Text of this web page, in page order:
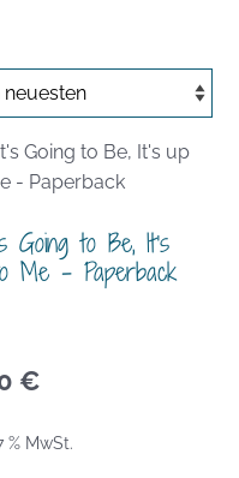
Going to Be, It’s
Me – Paperback
€
% MwSt.